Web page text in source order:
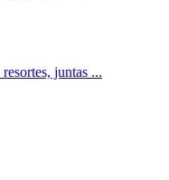
juntas ...